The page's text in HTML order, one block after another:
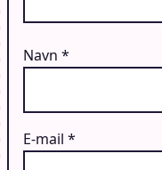
Navn *
E-mail *